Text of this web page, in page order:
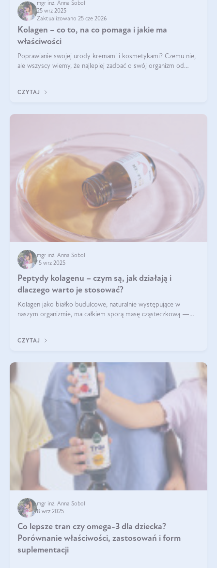
mgr inż. Anna Sobol
25 wrz 2025
Zaktualizowano 25 cze 2026
Kolagen – co to, na co pomaga i jakie ma
właściwości
Poprawianie swojej urody kremami i kosmetykami? Czemu nie,
ale wszyscy wiemy, że najlepiej zadbać o swój organizm od
wysokiej jakości suplem
CZYTAJ
mgr inż. Anna Sobol
15 wrz 2025
Peptydy kolagenu – czym są, jak działają i
dlaczego warto je stosować?
Kolagen jako białko budulcowe, naturalnie występujące w
naszym organizmie, ma całkiem sporą masę cząsteczkową —
bardziej biodostępny
CZYTAJ
mgr inż. Anna Sobol
8 wrz 2025
Co lepsze tran czy omega-3 dla dziecka?
Porównanie właściwości, zastosowań i form
suplementacji